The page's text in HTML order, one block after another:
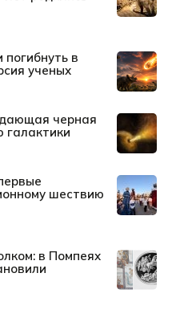
в
ученых
черная
галактики
шествию
в Помпеях